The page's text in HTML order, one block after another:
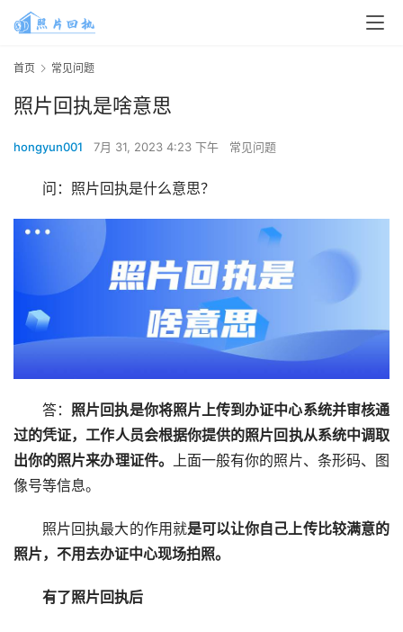
首页 常见问题
照片回执是啥意思
hongyun001 7月 31, 2023 4:23 下午 常见问题
问：照片回执是什么意思？
答： 照片回执是你将照片上传到办证中心系统并审核通
过的凭证，工作人员会根据你提供的照片回执从系统中调取
出你的照片来办理证件。 上面一般有你的照片、条形码、图
像号等信息。
照片回执最大的作用就是可以让你自己上传比较满意的
照片，不用去办证中心现场拍照。
有了照片回执后